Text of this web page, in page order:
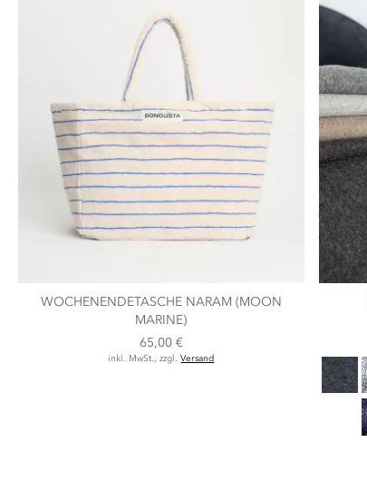
WOCHENENDETASCHE NARAM (MOON
MARINE)
65,00 €
inkl. MwSt., zzgl.Versand